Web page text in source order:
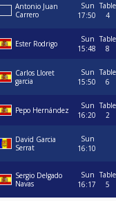
Antonio Juan
Carrero
Sun
17:50
Table
4
Ester Rodrigo
Sun
15:48
Table
8
Carlos Lloret
garcia
Sun
15:50
Table
6
Pepo Hernández
Sun
16:20
Table
2
David Garcia
Serrat
Sun
16:10
Sergio Delgado
Navas
Sun
16:17
Table
5